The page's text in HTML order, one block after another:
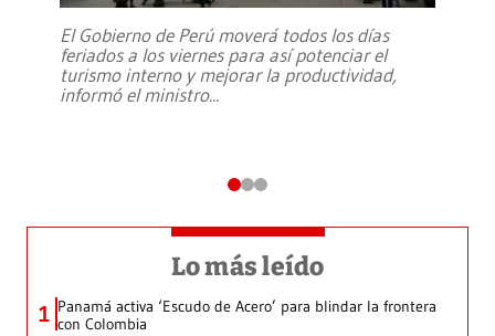
El Gobierno de Perú moverá todos los días
feriados a los viernes para así potenciar el
turismo interno y mejorar la productividad,
informó el ministro...
Lo más leído
1 Panamá activa ‘Escudo de Acero’ para blindar la frontera
con Colombia